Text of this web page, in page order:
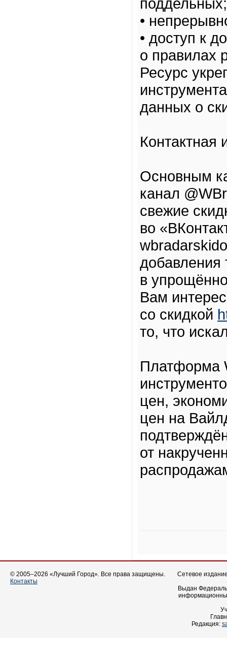
•
• доступ к
о правилах
Ресурс
данных о
Основным
канал
свежие
во
добавления
в
Вам
со скидкой
то, что
Платформа
цен,
цен на
от
© 2005–2026 «Лучший Город». Все права защищены.
Контакты
Сетевое
Выдан
Редакция: